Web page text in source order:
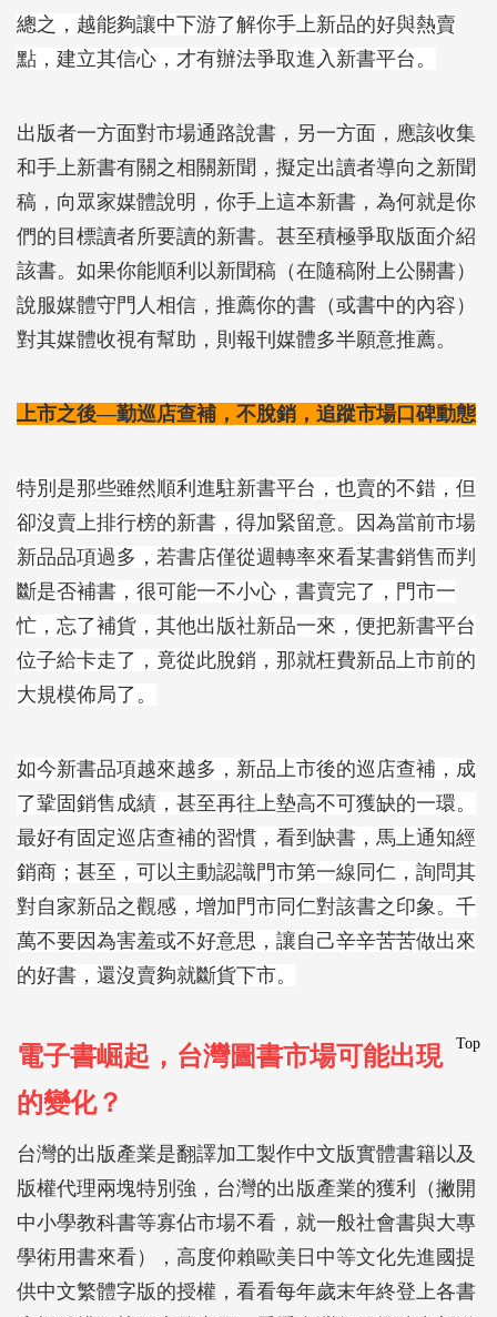
總之，越能夠讓中下游了解你手上新品的好與熱賣
點，建立其信心，才有辦法爭取進入新書平台。
出版者一方面對市場通路說書，另一方面，應該收集
和手上新書有關之相關新聞，擬定出讀者導向之新聞
稿，向眾家媒體說明，你手上這本新書，為何就是你
們的目標讀者所要讀的新書。甚至積極爭取版面介紹
該書。如果你能順利以新聞稿（在隨稿附上公關書）
說服媒體守門人相信，推薦你的書（或書中的內容）
對其媒體收視有幫助，則報刊媒體多半願意推薦。
上市之後―勤巡店查補，不脫銷，追蹤市場口碑動態
特別是那些雖然順利進駐新書平台，也賣的不錯，但
卻沒賣上排行榜的新書，得加緊留意。因為當前市場
新品品項過多，若書店僅從週轉率來看某書銷售而判
斷是否補書，很可能一不小心，書賣完了，門市一
忙，忘了補貨，其他出版社新品一來，便把新書平台
位子給卡走了，竟從此脫銷，那就枉費新品上市前的
大規模佈局了。
如今新書品項越來越多，新品上市後的巡店查補，成
了鞏固銷售成績，甚至再往上墊高不可獲缺的一環。
最好有固定巡店查補的習慣，看到缺書，馬上通知經
銷商；甚至，可以主動認識門市第一線同仁，詢問其
對自家新品之觀感，增加門市同仁對該書之印象。千
萬不要因為害羞或不好意思，讓自己辛辛苦苦做出來
的好書，還沒賣夠就斷貨下市。
Top
電子書崛起，台灣圖書市場可能出現
的變化？
台灣的出版產業是翻譯加工製作中文版實體書籍以及
版權代理兩塊特別強，台灣的出版產業的獲利（撇開
中小學教科書等寡佔市場不看，就一般社會書與大專
學術用書來看），高度仰賴歐美日中等文化先進國提
供中文繁體字版的授權，看看每年歲末年終登上各書